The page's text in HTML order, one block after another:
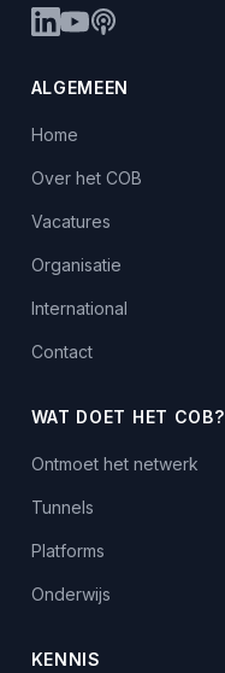
ALGEMEEN
Home
Over het COB
Vacatures
Organisatie
International
Contact
WAT DOET HET COB?
Ontmoet het netwerk
Tunnels
Platforms
Onderwijs
KENNIS